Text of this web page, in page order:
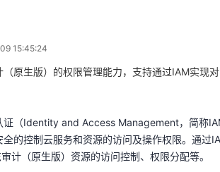
通达全球！
“一云多芯、一云多态”,
国产操作系统及硬件芯
核4G只要1.8折起！
加入成为云推官，推荐
奖励
15:45:24
证（Identity and Access Management，简称
的控制云服务和资源的访问及操作权限。通过
计（原生版）资源的访问控制、权限分配等。
略后，IAM用户才能获得策略对应的权限，才可
企业项目管理，若您需要对日志审计（原生版
资源划分至不同的企业项目中，不同的企业项
原生版）的权限管理能力，支持通过IAM实现
证（Identity and Access Management，简称
的控制云服务和资源的访问及操作权限。通过
计（原生版）资源的访问控制、权限分配等。